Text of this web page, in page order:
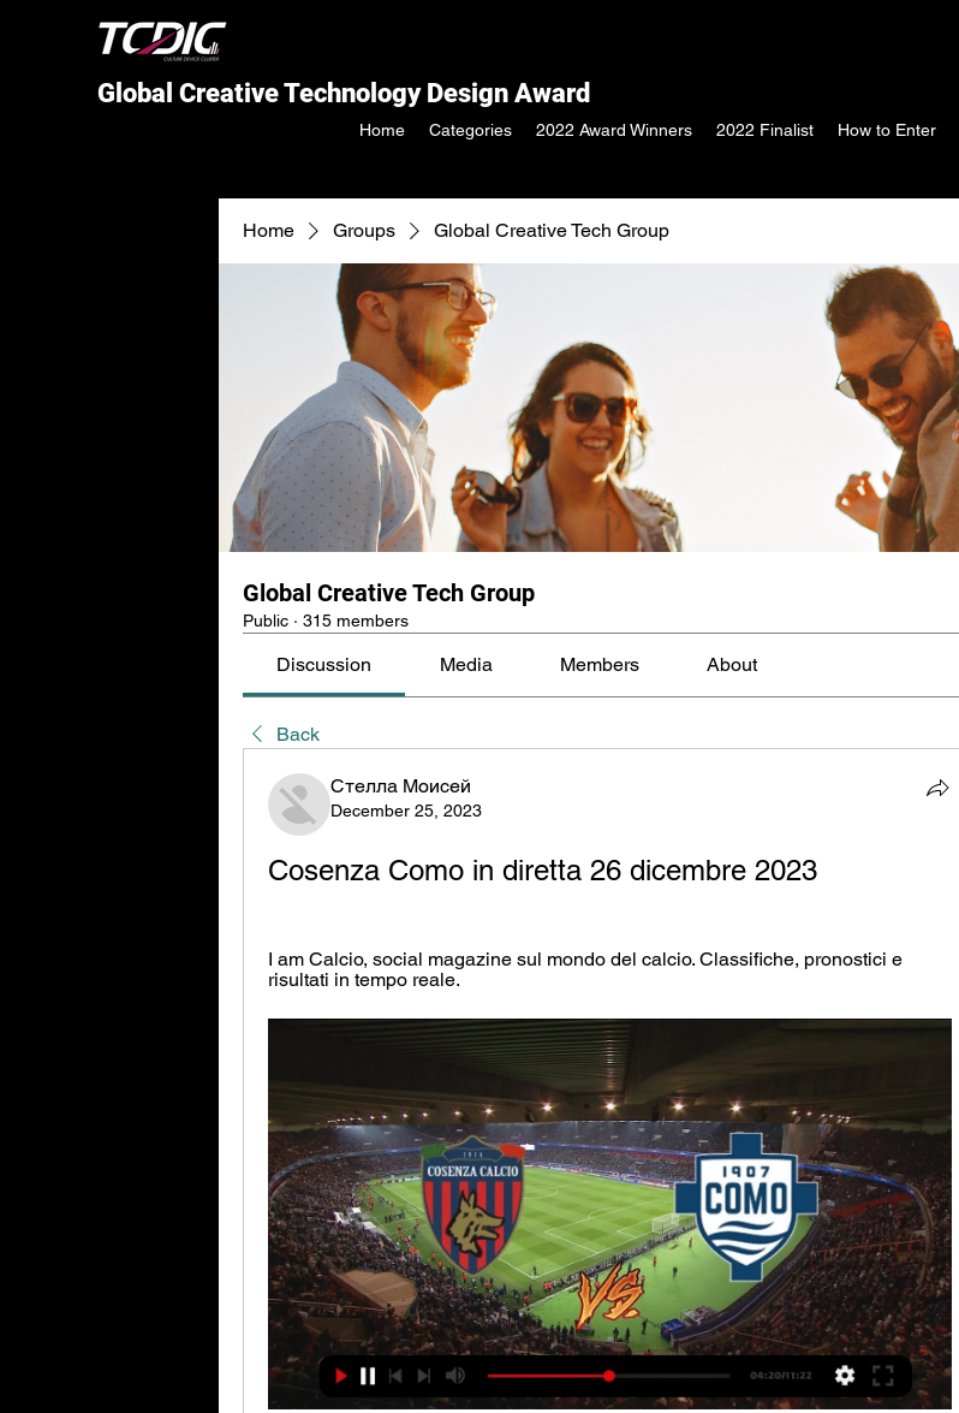
Global Creative Technology Design Award
Home Categories 2022 Award Winners 2022 Finalist How to Enter
Home Groups Global Creative Tech Group
Global Creative Tech Group
Public · 315 members
Discussion Media Members About
Back
Стелла Моисей
December 25, 2023
Cosenza Como in diretta 26 dicembre 2023
I am Calcio, social magazine sul mondo del calcio. Classifiche, pronostici e
risultati in tempo reale.